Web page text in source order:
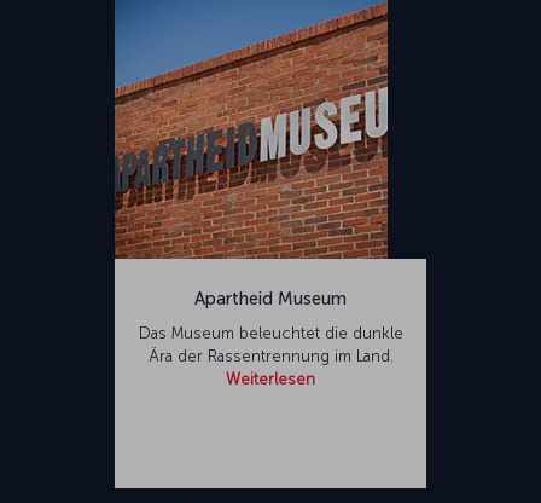
Apartheid Museum
Das Museum beleuchtet die dunkle
Ära der Rassentrennung im Land.
Weiterlesen